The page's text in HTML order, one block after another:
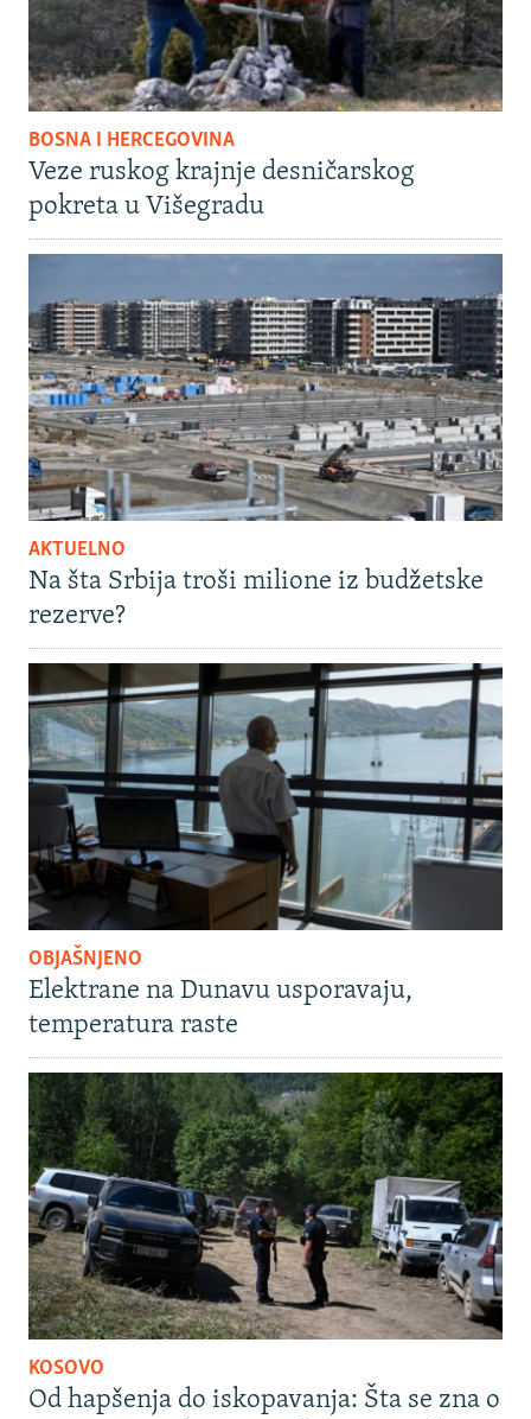
BOSNA I HERCEGOVINA
Veze ruskog krajnje desničarskog
pokreta u Višegradu
AKTUELNO
Na šta Srbija troši milione iz budžetske
rezerve?
OBJAŠNJENO
Elektrane na Dunavu usporavaju,
temperatura raste
KOSOVO
Od hapšenja do iskopavanja: Šta se zna o